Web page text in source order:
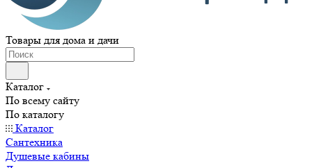
Товары для дома и дачи
Каталог
По всему сайту
По каталогу
Каталог
Сантехника
Душевые кабины